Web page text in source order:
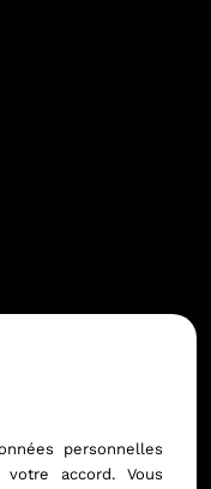
personnelles
accord. Vous